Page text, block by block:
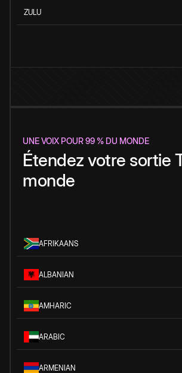
ZULU
UNE VOIX POUR 99 % DU MONDE
Étendez votre sortie
monde
AFRIKAANS
ALBANIAN
AMHARIC
ARABIC
ARMENIAN